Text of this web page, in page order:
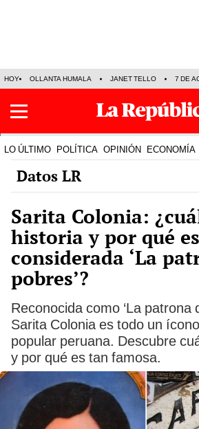
HOY OLLANTA HUMALA JANET TELLO 7 DE
LO ÚLTIMO POLÍTICA OPINIÓN ECONOMÍA
Datos LR
Sarita Colonia:
historia y por qué es
considerada ‘La
pobres’?
Reconocida como ‘La patrona
Sarita Colonia es todo un
popular peruana. Descubre
y por qué es tan famosa.